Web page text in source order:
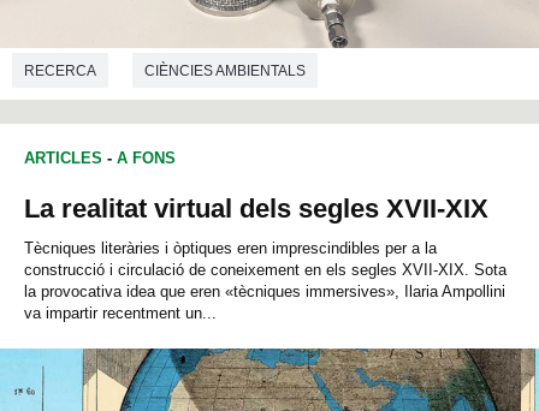
RECERCA CIÈNCIES AMBIENTALS
ARTICLES - A FONS
La realitat virtual dels segles XVII-XIX
Tècniques literàries i òptiques eren imprescindibles per a la
construcció i circulació de coneixement en els segles XVII-XIX. Sota
la provocativa idea que eren «tècniques immersives», Ilaria Ampollini
va impartir recentment un...